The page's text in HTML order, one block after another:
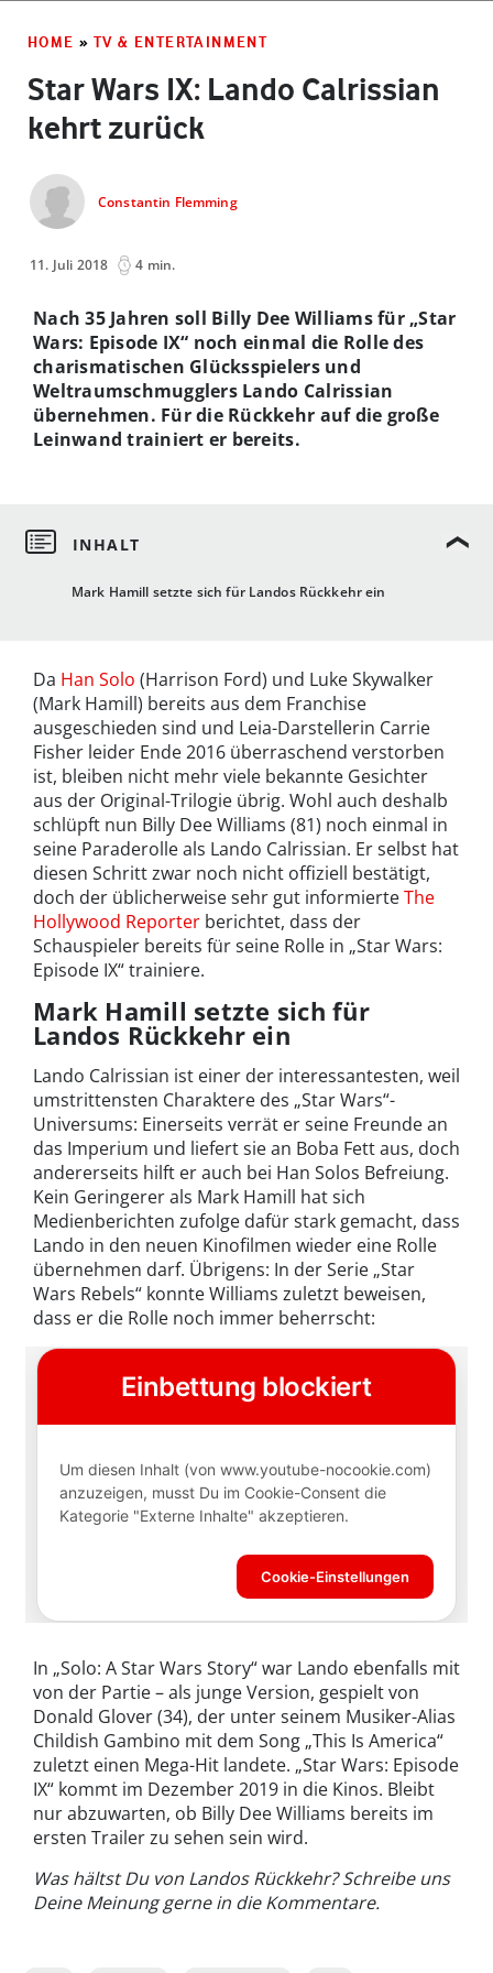
HOME » TV & ENTERTAINMENT
Star Wars IX: Lando Calrissian
kehrt zurück
Constantin Flemming
11. Juli 2018 4 min.
Mark Hamill setzte sich für Landos Rückkehr ein
Nach 35 Jahren soll Billy Dee Williams für „Star
Wars: Episode IX“ noch einmal die Rolle des
charismatischen Glücksspielers und
Weltraumschmugglers Lando Calrissian
übernehmen. Für die Rückkehr auf die große
Leinwand trainiert er bereits.
Da Han Solo (Harrison Ford) und Luke Skywalker
(Mark Hamill) bereits aus dem Franchise
ausgeschieden sind und Leia-Darstellerin Carrie
Fisher leider Ende 2016 überraschend verstorben
ist, bleiben nicht mehr viele bekannte Gesichter
aus der Original-Trilogie übrig. Wohl auch deshalb
schlüpft nun Billy Dee Williams (81) noch einmal in
seine Paraderolle als Lando Calrissian. Er selbst hat
diesen Schritt zwar noch nicht offiziell bestätigt,
doch der üblicherweise sehr gut informierteThe
Hollywood Reporter berichtet, dass der
Schauspieler bereits für seine Rolle in „Star Wars:
Episode IX“ trainiere.
Mark Hamill setzte sich für
Landos Rückkehr ein
Lando Calrissian ist einer der interessantesten, weil
umstrittensten Charaktere des „Star Wars“-
Universums: Einerseits verrät er seine Freunde an
das Imperium und liefert sie an Boba Fett aus, doch
andererseits hilft er auch bei Han Solos Befreiung.
Kein Geringerer als Mark Hamill hat sich
Medienberichten zufolge dafür stark gemacht, dass
Lando in den neuen Kinofilmen wieder eine Rolle
übernehmen darf. Übrigens: In der Serie „Star
Wars Rebels“ konnte Williams zuletzt beweisen,
dass er die Rolle noch immer beherrscht:
In „Solo: A Star Wars Story“ war Lando ebenfalls mit
von der Partie – als junge Version, gespielt von
Donald Glover (34), der unter seinem Musiker-Alias
Childish Gambino mit dem Song „This Is America“
zuletzt einen Mega-Hit landete. „Star Wars: Episode
IX“ kommt im Dezember 2019 in die Kinos. Bleibt
nur abzuwarten, ob Billy Dee Williams bereits im
ersten Trailer zu sehen sein wird.
Was hältst Du von Landos Rückkehr? Schreibe uns
Deine Meinung gerne in die Kommentare.